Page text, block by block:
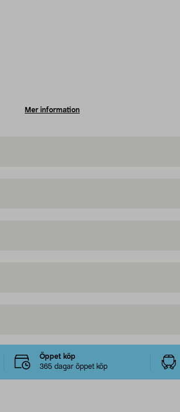
Mer information
Öppet köp
365 dagar öppet köp